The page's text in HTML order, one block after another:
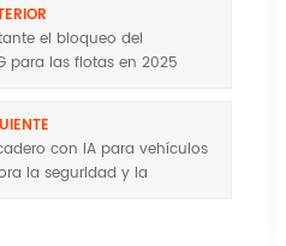
el bloqueo del
para las flotas en 2025
con IA para vehículos
la seguridad y la